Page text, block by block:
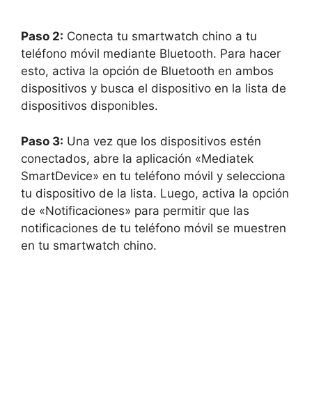
Paso 2: Conecta tu smartwatch chino a tu
teléfono móvil mediante Bluetooth. Para hacer
esto, activa la opción de Bluetooth en ambos
dispositivos y busca el dispositivo en la lista de
dispositivos disponibles.
Paso 3: Una vez que los dispositivos estén
conectados, abre la aplicación «Mediatek
SmartDevice» en tu teléfono móvil y selecciona
tu dispositivo de la lista. Luego, activa la opción
de «Notificaciones» para permitir que las
notificaciones de tu teléfono móvil se muestren
en tu smartwatch chino.